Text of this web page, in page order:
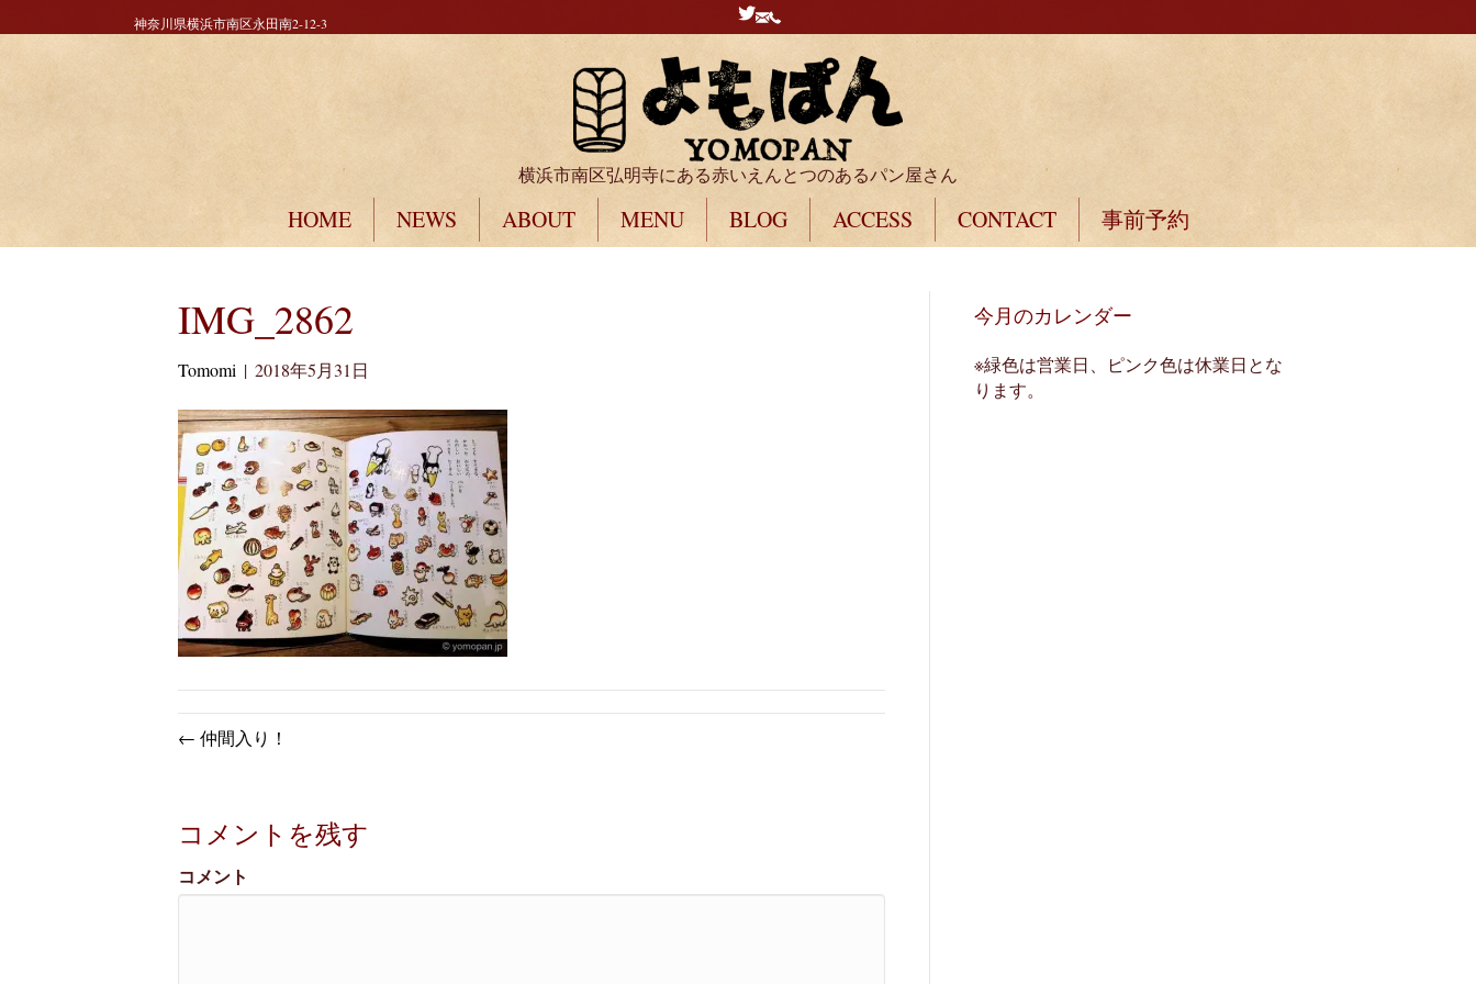
神奈川県横浜市南区永田南2-12-3
横浜市南区弘明寺にある赤いえんとつのあるパン屋さん
HOME NEWS ABOUT MENU BLOG ACCESS CONTACT 事前予約
IMG_2862
Tomomi | 2018年5月31日
← 仲間入り！
コメントを残す
コメント
今月のカレンダー
※緑色は営業日、ピンク色は休業日とな
ります。